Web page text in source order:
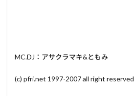
MC.DJ：アサクラマキ&ともみ
(c) pfri.net 1997-2007 all right reserved